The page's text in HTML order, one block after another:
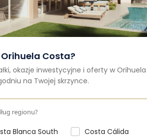
Orihuela Costa?
okazje inwestycyjne i oferty w Orihuela
na Twojej skrzynce.
regionu?
Blanca South Costa Cálida
South